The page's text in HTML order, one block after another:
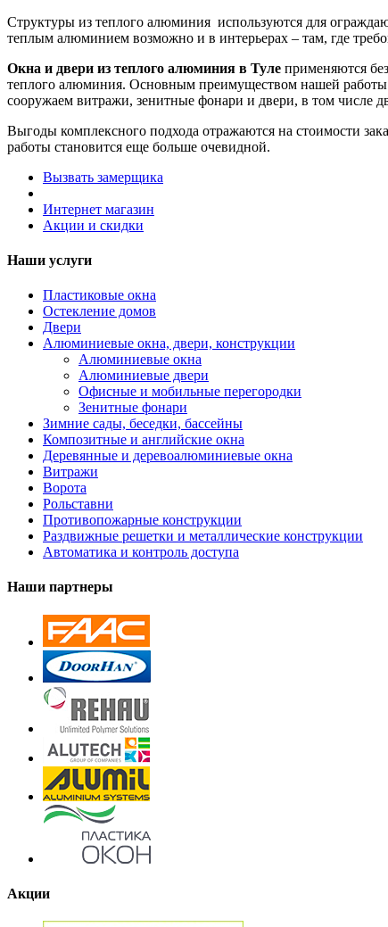
Структуры из теплого алюминия используются для
теплым алюминием возможно и в интерьерах – там, где
Окна и двери из теплого алюминия в Туле применяются
теплого алюминия. Основным преимуществом нашей
сооружаем витражи, зенитные фонари и двери, в том числе
Выгоды комплексного подхода отражаются на стоимости
работы становится еще больше очевидной.
Вызвать замерщика
Интернет магазин
Акции и скидки
Наши услуги
Пластиковые окна
Остекление домов
Двери
Алюминиевые окна, двери, конструкции
Алюминиевые окна
Алюминиевые двери
Офисные и мобильные перегородки
Зенитные фонари
Зимние сады, беседки, бассейны
Композитные и английские окна
Деревянные и деревоалюминиевые окна
Витражи
Ворота
Рольставни
Противопожарные конструкции
Раздвижные решетки и металлические конструкции
Автоматика и контроль доступа
Наши партнеры
Акции